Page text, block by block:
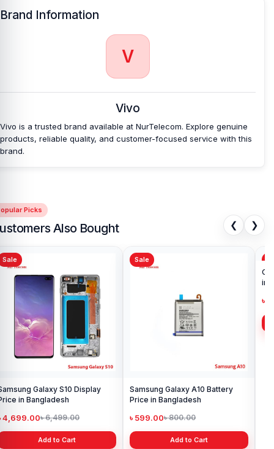
Brand Information
V
Vivo
Vivo is a trusted brand available at NurTelecom. Explore genuine
products, reliable quality, and customer-focused service with this
brand.
Picks
Also Bought ❮ ❯
Sale
Galaxy S10 Display
in Bangladesh
4,699.00৳ 6,499.00
Add to Cart
Sale
Samsung Galaxy A10 Battery
Price in Bangladesh
৳ 599.00৳ 800.00
Add to Cart